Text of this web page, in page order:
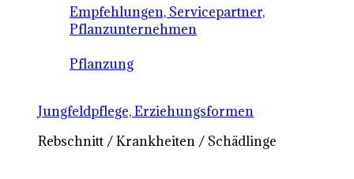
Empfehlungen, Servicepartner,
Pflanzunternehmen
Pflanzung
Jungfeldpflege, Erziehungsformen
Rebschnitt / Krankheiten / Schädlinge